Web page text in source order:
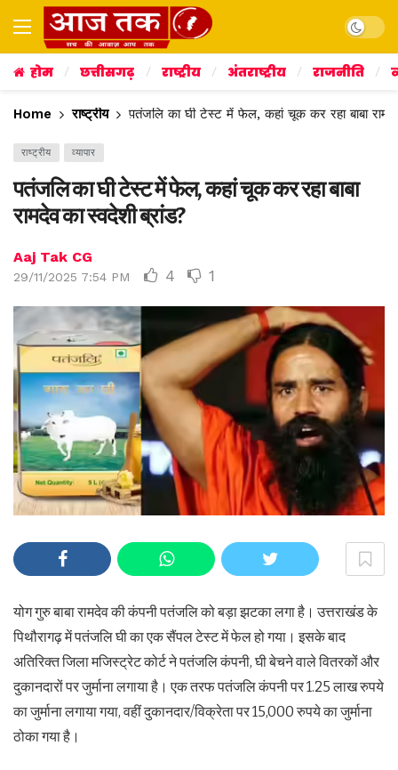
Dark
होम छत्तीसगढ़ राष्ट्रीय अंतराष्ट्रीय राजनीति
Home राष्ट्रीय पतंजलि का घी टेस्ट में फेल, कहां चूक कर रहा बाबा
राष्ट्रीय व्यापार
पतंजलि का घी टेस्ट में फेल, कहां चूक कर रहा बाबा
रामदेव का स्वदेशी ब्रांड?
Aaj Tak CG
29/11/2025 7:54 PM 4 1
योग गुरु बाबा रामदेव की कंपनी पतंजलि को बड़ा झटका लगा है। उत्तराखंड के
पिथौरागढ़ में पतंजलि घी का एक सैंपल टेस्ट में फेल हो गया। इसके बाद
अतिरिक्त जिला मजिस्ट्रेट कोर्ट ने पतंजलि कंपनी, घी बेचने वाले वितरकों और
दुकानदारों पर जुर्माना लगाया है। एक तरफ पतंजलि कंपनी पर 1.25 लाख रुपये
का जुर्माना लगाया गया, वहीं दुकानदार/विक्रेता पर 15,000 रुपये का जुर्माना
ठोका गया है।